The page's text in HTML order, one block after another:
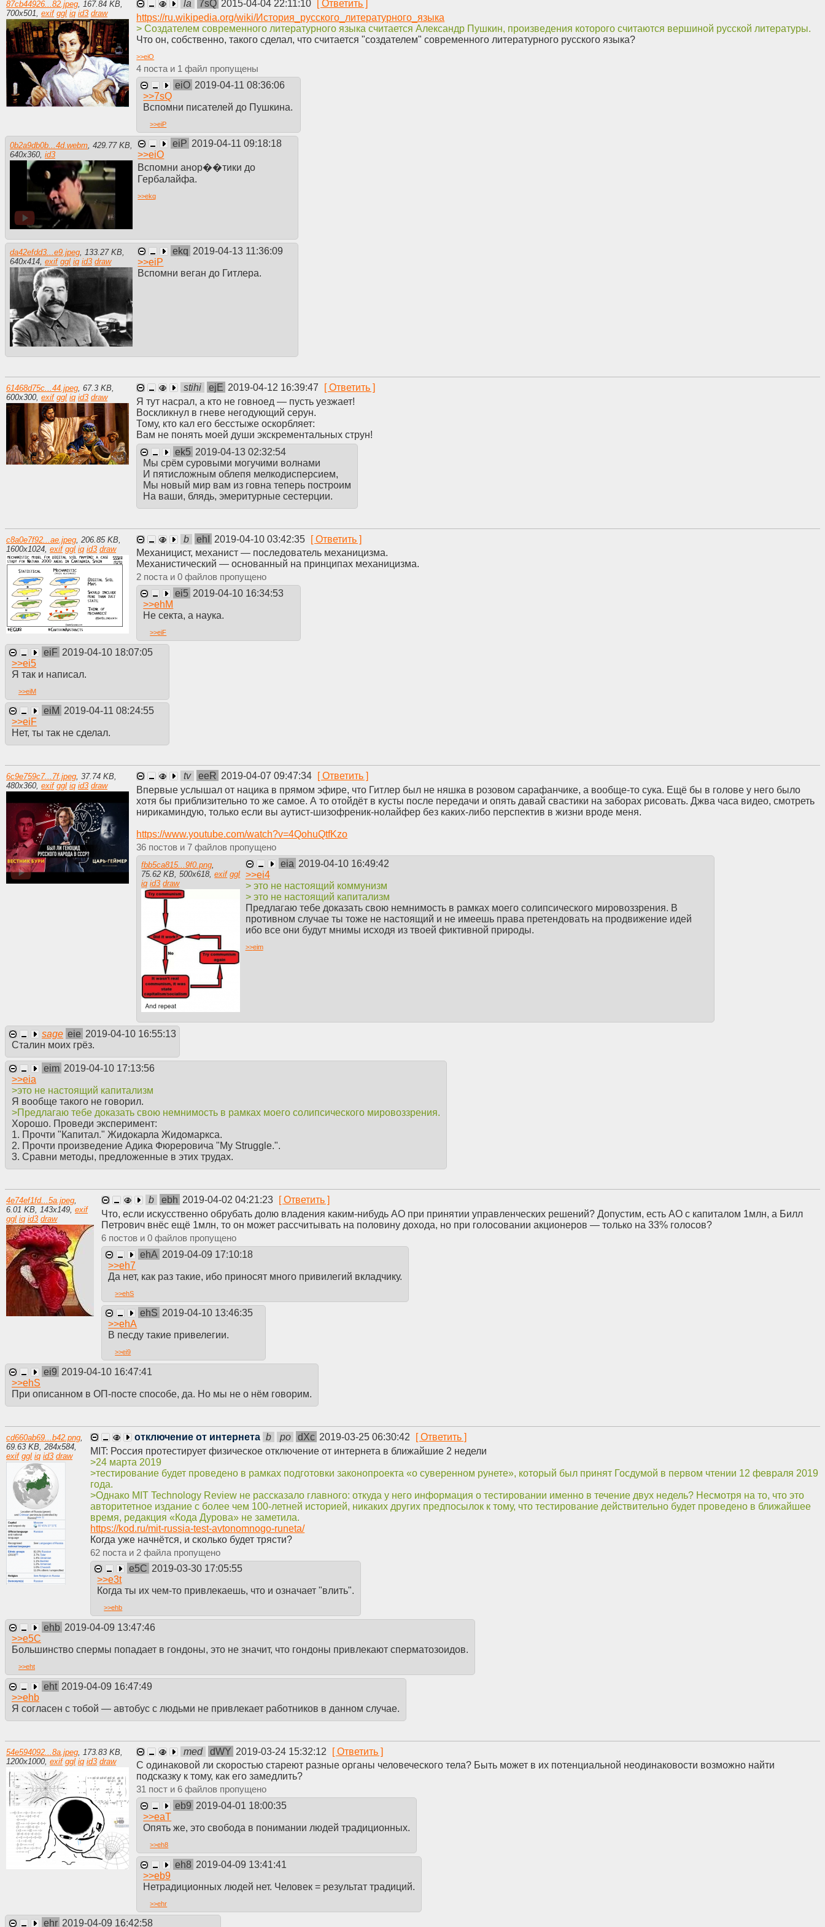
87cb44926...82.jpeg, 167.84 KB,
700x501, exif ggl iq id3 draw
la 7sQ 2015-04-04 22:11:10
https://ru.wikipedia.org/wiki/История_русского_литературного_языка
> Создателем современного литературного языка считается Александр Пушкин, произведения которого считаются вершиной русской литературы.
Что он, собственно, такого сделал, что считается "создателем" современного литературного русского языка?
>>eiO
4
1
eiO 2019-04-11 08:36:06
>>7sQ
Вспомни писателей до Пушкина.
>>eiP
0b2a9db0b...4d.webm 429.77 KB
640x360 id3
eiP 2019-04-11 09:18:18
>>eiO
Вспомни анор��тики до
Гербалайфа.
>>ekq
da42efdd3...e9.jpeg 133.27 KB
640x414 exif ggl iq id3 draw
ekq 2019-04-13 11:36:09
>>eiP
Вспомни веган до Гитлера.
61468d75c...44.jpeg, 67.3 KB,
600x300, exif ggl iq id3 draw
stihi ejE 2019-04-12 16:39:47
Я тут насрал, а кто не говноед — пусть уезжает!
Воскликнул в гневе негодующий серун.
Тому, кто кал его бесстыже оскорбляет:
Вам не понять моей души экскрементальных струн!
ek5 2019-04-13 02:32:54
Мы срём суровыми могучими волнами
И пятисложным облепя мелкодисперсием,
Мы новый мир вам из говна теперь построим
На ваши, блядь, эмеритурные сестерции.
c8a0e7f92...ae.jpeg 206.85 KB
1600x1024 exif ggl iq id3 draw
b ehI
2019-04-10 03:42:35
Механицист, механист — последователь механицизма.
Механистический — основанный на принципах механицизма.
2
0
ei5 2019-04-10 16:34:53
>>ehM
Не секта, а наука.
>>eiF
eiF 2019-04-10 18:07:05
>>ei5
Я так и написал.
>>eiM
eiM 2019-04-11 08:24:55
>>eiF
Нет, ты так не сделал.
6c9e759c7...7f.jpeg, 37.74 KB,
480x360, exif ggl iq id3 draw
tv eeR 2019-04-07 09:47:34
Впервые услышал от нацика в прямом эфире, что Гитлер был не няшка в розовом сарафанчике, а вообще-то сука. Ещё бы в голове у него было
хотя бы приблизительно то же самое. А то отойдёт в кусты после передачи и опять давай свастики на заборах рисовать. Джва часа видео, смотреть
нирикаминдую, только если вы аутист-шизофреник-нолайфер без каких-либо перспектив в жизни вроде меня.
https://www.youtube.com/watch?v=4QohuQtfKzo
36
7
fbb5ca815...9f0.png
75.62 KB ,500x618 ,exif ggl
iq id3 draw
eia 2019-04-10 16:49:42
>>ei4
> это не настоящий коммунизм
> это не настоящий капитализм
Предлагаю тебе доказать свою немнимость в рамках моего солипсического мировоззрения. В
противном случае ты тоже не настоящий и не имеешь права претендовать на продвижение идей
ибо все они будут мнимы исходя из твоей фиктивной природы.
>>eim
sage eie 2019-04-10 16:55:13
Сталин моих грёз.
eim 2019-04-10 17:13:56
>>eia
>это не настоящий капитализм
Я вообще такого не говорил.
>Предлагаю тебе доказать свою немнимость в рамках моего солипсического мировоззрения.
Хорошо. Проведи эксперимент:
1. Прочти "Капитал." Жидокарла Жидомаркса.
2. Прочти произведение Адика Фюреровича "My Struggle.".
3. Сравни методы, предложенные в этих трудах.
4e74ef1fd...5a.jpeg,
6.01 KB, 143x149, exif
ggl iq id3 draw
b ebh 2019-04-02 04:21:23
Что, если искусственно обрубать долю владения каким-нибудь АО при принятии управленческих решений? Допустим, есть АО с капиталом 1млн, а Билл
Петрович внёс ещё 1млн, то он может рассчитывать на половину дохода, но при голосовании акционеров — только на 33% голосов?
6
0
ehA 2019-04-09 17:10:18
>>eh7
Да нет, как раз такие, ибо приносят много привилегий вкладчику.
>>ehS
ehS 2019-04-10 13:46:35
>>ehA
В песду такие привелегии.
>>ei9
ei9 2019-04-10 16:47:41
>>ehS
При описанном в ОП-посте способе, да. Но мы не о нём говорим.
cd660ab69...b42.png
69.63 KB 284x584
exif ggl iq id3 draw
отключение от интернета b po dXc 2019-03-25 06:30:42
MIT: Россия протестирует физическое отключение от интернета в ближайшие 2 недели
>24 марта 2019
>тестирование будет проведено в рамках подготовки законопроекта «о суверенном рунете», который был принят Госдумой в первом чтении 12 февраля 2019
года.
>Однако MIT Technology Review не рассказало главного: откуда у него информация о тестировании именно в течение двух недель? Несмотря на то, что это
авторитетное издание с более чем 100-летней историей, никаких других предпосылок к тому, что тестирование действительно будет проведено в ближайшее
время, редакция «Кода Дурова» не заметила.
https://kod.ru/mit-russia-test-avtonomnogo-runeta/
Когда уже начнётся, и сколько будет трясти?
62
2
e5C 2019-03-30 17:05:55
>>e3t
Когда ты их чем-то привлекаешь, что и означает "влить".
>>ehb
ehb 2019-04-09 13:47:46
>>e5C
Большинство спермы попадает в гондоны, это не значит, что гондоны привлекают сперматозоидов.
>>eht
eht 2019-04-09 16:47:49
>>ehb
Я согласен с тобой — автобус с людьми не привлекает работников в данном случае.
54e594092...8a.jpeg 173.83 KB
1200x1000 exif ggl iq id3 draw
med dWY 2019-03-24 15:32:12
С одинаковой ли скоростью стареют разные органы человеческого тела? Быть может в их потенциальной неодинаковости возможно найти
подсказку к тому, как его замедлить?
31
6
eb9 2019-04-01 18:00:35
>>eaT
Опять же, это свобода в понимании людей традиционных.
>>eh8
eh8 2019-04-09 13:41:41
>>eb9
Нетрадиционных людей нет. Человек = результат традиций.
>>ehr
ehr 2019-04-09 16:42:58